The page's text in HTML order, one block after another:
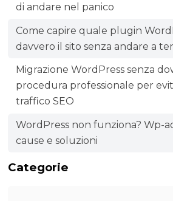
di andare nel panico
Come capire quale plugin
davvero il sito senza andare a
Migrazione WordPress senza
procedura professionale per
traffico SEO
WordPress non funziona? Wp-
cause e soluzioni
Categorie